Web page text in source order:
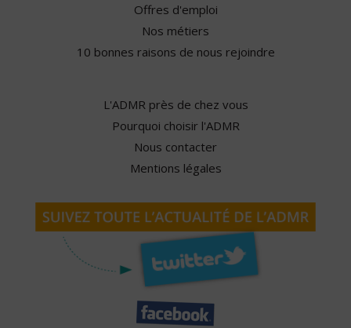
Offres d'emploi
Nos métiers
10 bonnes raisons de nous rejoindre
L'ADMR près de chez vous
Pourquoi choisir l'ADMR
Nous contacter
Mentions légales